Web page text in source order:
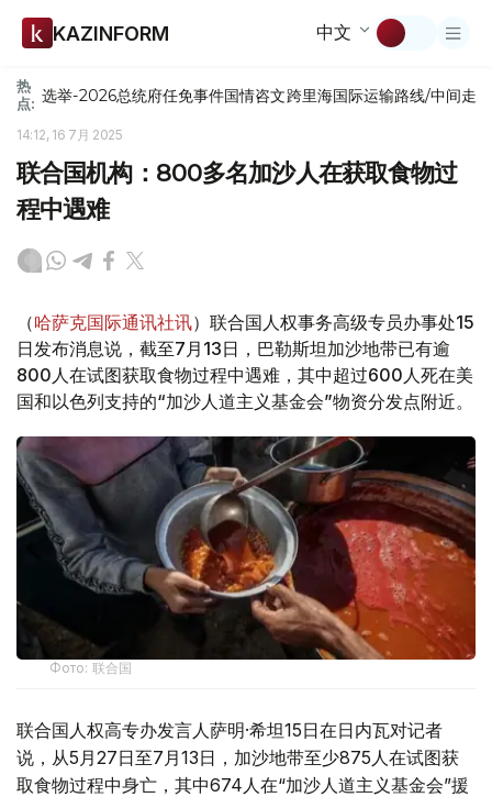
KAZINFORM 中文
热
点: 选举-2026总统府任免事件国情咨文跨里海国际运输路线/中间走廊
14:12, 16 7月 2025
联合国机构：800多名加沙人在获取食物过
程中遇难
（哈萨克国际通讯社讯）联合国人权事务高级专员办事处15
日发布消息说，截至7月13日，巴勒斯坦加沙地带已有逾
800人在试图获取食物过程中遇难，其中超过600人死在美
国和以色列支持的“加沙人道主义基金会”物资分发点附近。
Фото: 联合国
联合国人权高专办发言人萨明·希坦15日在日内瓦对记者
说，从5月27日至7月13日，加沙地带至少875人在试图获
取食物过程中身亡，其中674人在“加沙人道主义基金会”援